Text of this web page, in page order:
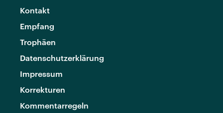
Kontakt
Empfang
Trophäen
Datenschutzerklärung
Impressum
Korrekturen
Kommentarregeln